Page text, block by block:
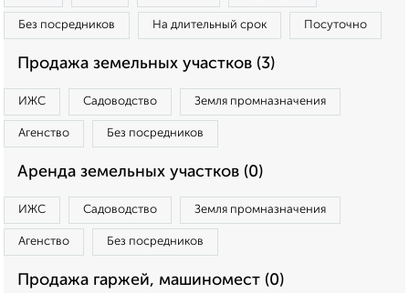
Без посредников На длительный срок Посуточно
Продажа земельных участков (3)
ИЖС Садоводство Земля промназначения
Агенство Без посредников
Аренда земельных участков (0)
ИЖС Садоводство Земля промназначения
Агенство Без посредников
Продажа гаржей, машиномест (0)